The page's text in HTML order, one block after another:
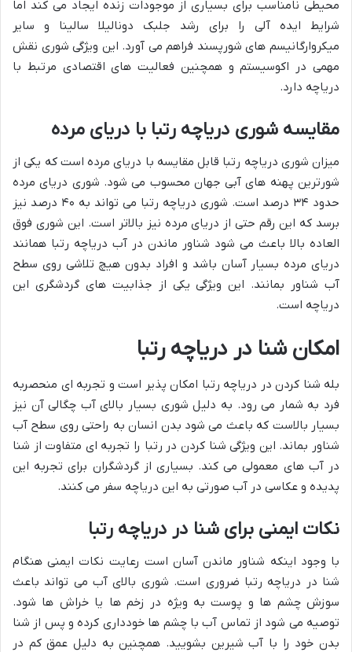
محیطی نامناسب برای بسیاری از موجودات زنده ایجاد می کند اما
شرایط ایده آلی را برای رشد جلبک دونالیلا سالینا و سایر
میکروارگانیسم های شورپسند فراهم می آورد. این ویژگی شوری نقش
مهمی در اکوسیستم و همچنین فعالیت های اقتصادی مرتبط با
دریاچه دارد.
مقایسه شوری دریاچه رتبا با دریای مرده
میزان شوری دریاچه رتبا قابل مقایسه با دریای مرده است که یکی از
شورترین پهنه های آبی جهان محسوب می شود. شوری دریای مرده
حدود ۳۴ درصد است. شوری دریاچه رتبا می تواند به ۴۰ درصد نیز
برسد که این رقم حتی از دریای مرده نیز بالاتر است. این شوری فوق
العاده بالا باعث می شود شناور ماندن در آب دریاچه رتبا همانند
دریای مرده بسیار آسان باشد و افراد بدون هیچ تلاشی روی سطح
آب شناور بمانند. این ویژگی یکی از جذابیت های گردشگری این
دریاچه است.
امکان شنا در دریاچه رتبا
بله شنا کردن در دریاچه رتبا امکان پذیر است و تجربه ای منحصربه
فرد به شمار می رود. به دلیل شوری بسیار بالای آب چگالی آن نیز
بسیار بالاست که باعث می شود بدن انسان به راحتی روی سطح آب
شناور بماند. این ویژگی شنا کردن در رتبا را تجربه ای متفاوت از شنا
در آب های معمولی می کند. بسیاری از گردشگران برای تجربه این
پدیده و عکاسی در آب صورتی به این دریاچه سفر می کنند.
نکات ایمنی برای شنا در دریاچه رتبا
با وجود اینکه شناور ماندن آسان است رعایت نکات ایمنی هنگام
شنا در دریاچه رتبا ضروری است. شوری بالای آب می تواند باعث
سوزش چشم ها و پوست به ویژه در زخم ها یا خراش ها شود.
توصیه می شود از تماس آب با چشم ها خودداری کرده و پس از شنا
بدن خود را با آب شیرین بشویید. همچنین به دلیل عمق کم در